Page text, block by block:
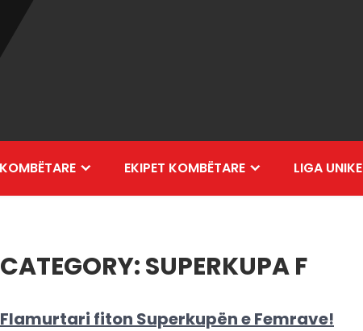
EKIPET KOMBËTARE LIGA UNIKE
CATEGORY:SUPERKUPA F
Flamurtari fiton Superkupën e Femrave!